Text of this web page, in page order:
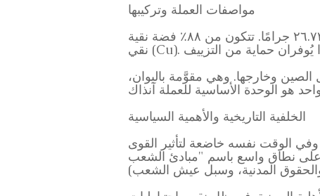
مواصفات العملة وتركيبها
يبلغ قطر هذه العملة الفضية من فئة يوان واحد ٣٩ مم، وسمكها ٣ مم، ووزنها ٢٦.٧٣ جرامًا. تتكون من ٨٨٪ فضة نقية (Ag) و١٢٪ نحاس
وخارجها. وهي مقوَّمة باليوان،
الخلفية التاريخية والأهمية السياسية
الوقت نفسه خاضعة لتأثير القوى
جمهورية الصين عام ١٩١٢. تُعرف مُثُله العليا على نطاق واسع باسم "مبادئ الشعب